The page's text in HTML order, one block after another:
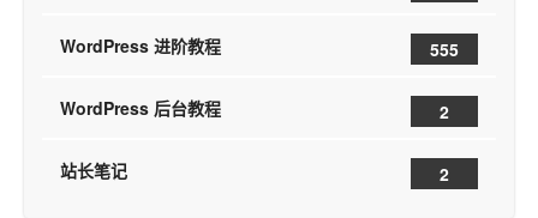
WordPress 进阶教程 555
WordPress 后台教程 2
站长笔记 2